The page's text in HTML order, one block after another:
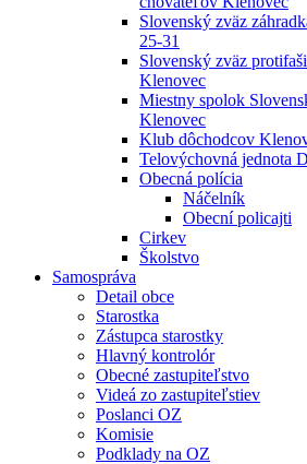
Slovenský zväz
25-31
Slovenský zväz
Klenovec
Miestny spolok
Klenovec
Klub dôchodcov
Telovýchovná jednota
Obecná polícia
Náčelník
Obecní policajti
Cirkev
Školstvo
Samospráva
Detail obce
Starostka
Zástupca starostky
Hlavný kontrolór
Obecné zastupiteľstvo
Videá zo zastupiteľstiev
Poslanci OZ
Komisie
Podklady na OZ